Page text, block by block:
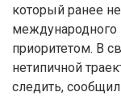
который ранее
международного
приоритетом. В
нетипичной
следить,